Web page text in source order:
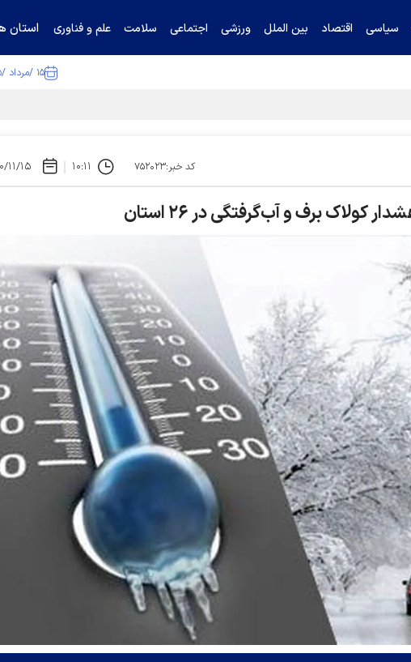
سیاسی اقتصاد بین الملل ورزشی اجتماعی سلامت علم و فناوری استان
۱۵ /مرداد /۱۴۰۵
کد خبر:۷۵۲۰۲۳ ۱۰:۱۱ ۱۴۰۰/
کولاک برف و آب‌گرفتگی در ۲۶ استان